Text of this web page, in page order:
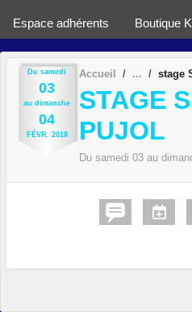
Espace adhérents Boutique
Du samedi
03
au dimanche
04
FÉVR. 2018
Accueil stage
STAGE
PUJOL
Du samedi 03 au